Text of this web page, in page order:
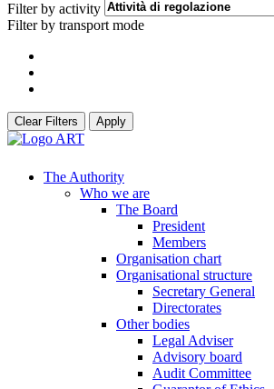
Filter by activity
Filter by transport mode
Clear Filters Apply
The Authority
Who we are
The Board
President
Members
Organisation chart
Organisational structure
Secretary General
Directorates
Other bodies
Legal Adviser
Advisory board
Audit Committee